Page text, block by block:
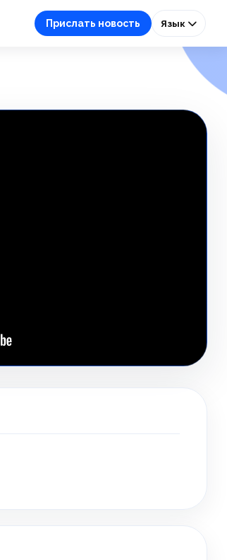
Прислать новость Язык